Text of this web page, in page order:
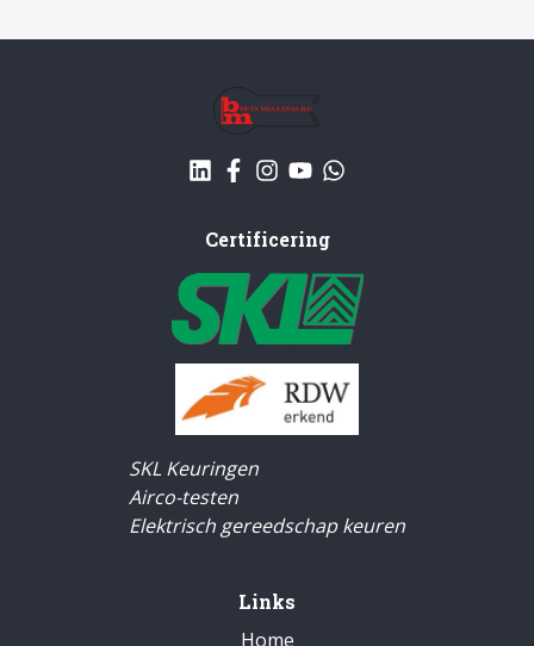
Certificering
SKL Keuringen
Airco-testen
Elektrisch gereedschap keuren
Links
Home